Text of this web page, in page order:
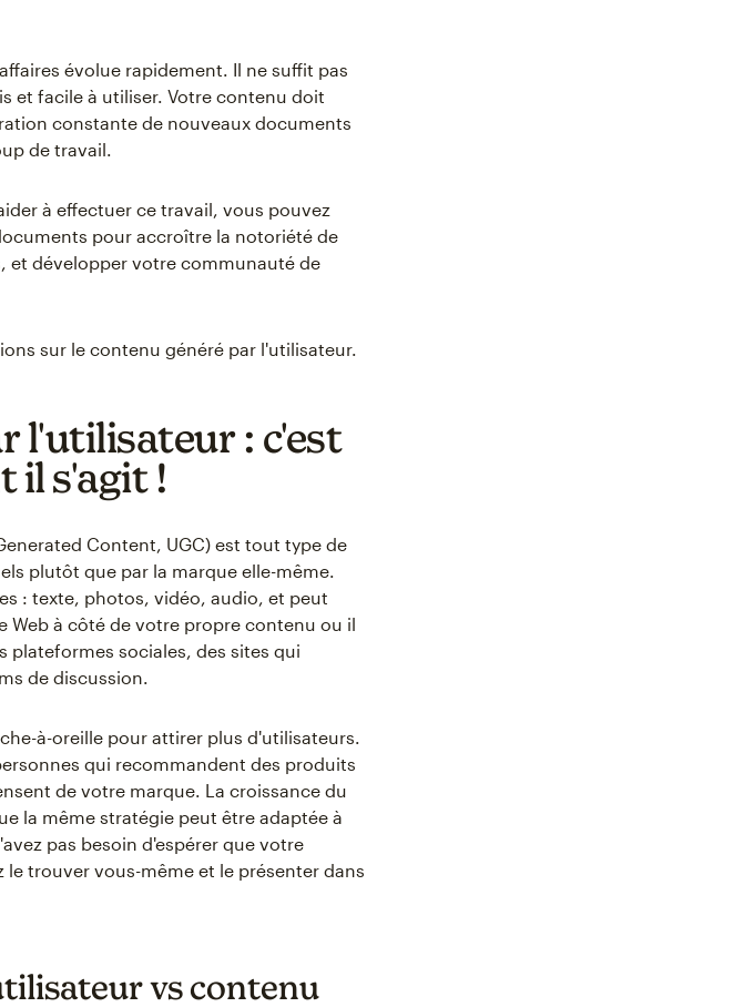
évolue rapidement. Il ne suffit pas
et facile à utiliser. Votre contenu doit
constante de nouveaux documents
de travail.
à effectuer ce travail, vous pouvez
pour accroître la notoriété de
et développer votre communauté de
sur le contenu généré par l'utilisateur.
l'utilisateur : c'est
il s'agit !
Content, UGC) est tout type de
plutôt que par la marque elle-même.
: texte, photos, vidéo, audio, et peut
à côté de votre propre contenu ou il
plateformes sociales, des sites qui
de discussion.
à-oreille pour attirer plus d'utilisateurs.
qui recommandent des produits
de votre marque. La croissance du
la même stratégie peut être adaptée à
pas besoin d'espérer que votre
trouver vous-même et le présenter dans
vs contenu